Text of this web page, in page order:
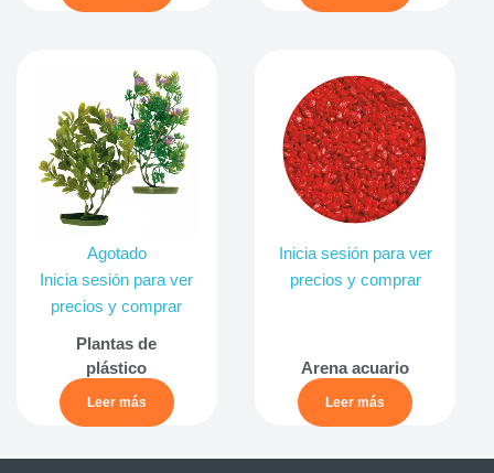
Agotado
Inicia sesión para ver
precios y comprar
Plantas de
plástico
Leer más
Inicia sesión para ver
precios y comprar
Arena acuario
Leer más